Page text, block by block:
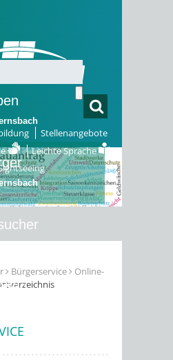
Stellenangebote
Leichte Sprache
Bürgerservice
Online-